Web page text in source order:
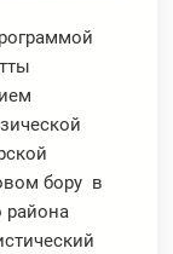
бору в
района